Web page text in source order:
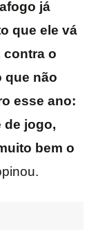
já
que ele vá
contra o
que não
esse ano:
de jogo,
bem o